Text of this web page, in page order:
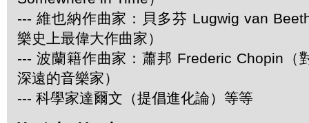
--- 維也納作曲家：貝多芬 Lugwig van
樂史上最偉大作曲家）
--- 波蘭籍作曲家：蕭邦 Frederic Chopin（
深遠的音樂家）
--- 科學家達爾文（提倡進化論）等等